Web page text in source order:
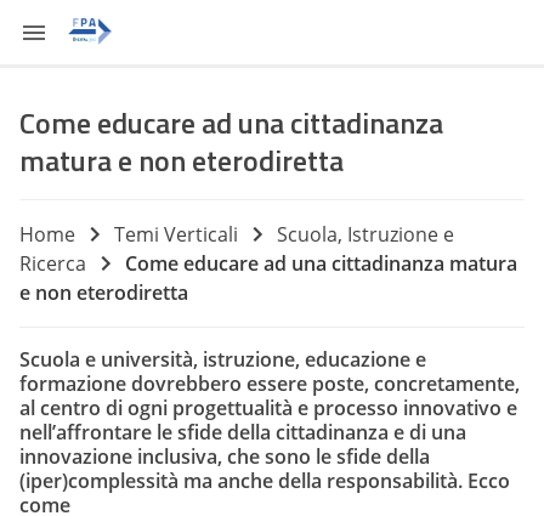
Come educare ad una cittadinanza
matura e non eterodiretta
Home Temi Verticali
Scuola, Istruzione e
Ricerca
Come educare ad una cittadinanza matura
e non eterodiretta
Scuola e università, istruzione, educazione e
formazione dovrebbero essere poste, concretamente,
al centro di ogni progettualità e processo innovativo e
nell’affrontare le sfide della cittadinanza e di una
innovazione inclusiva, che sono le sfide della
(iper)complessità ma anche della responsabilità. Ecco
come